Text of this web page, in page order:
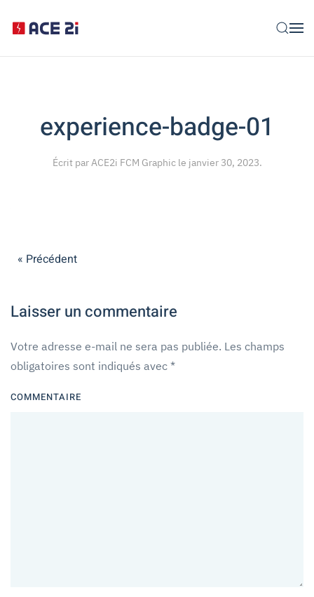
experience-badge-01
Écrit parACE2i FCM Graphicle janvier 30, 2023.
« Précédent
Laisser un commentaire
Votre adresse e-mail ne sera pas publiée. Les champs
obligatoires sont indiqués avec *
COMMENTAIRE